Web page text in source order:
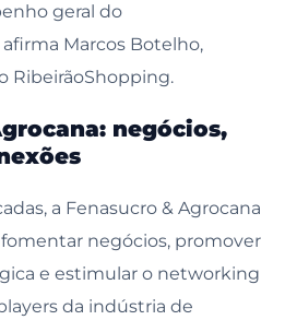
geral do
Marcos Botelho,
RibeirãoShopping.
negócios,
a Fenasucro & Agrocana
negócios, promover
e estimular o networking
da indústria de